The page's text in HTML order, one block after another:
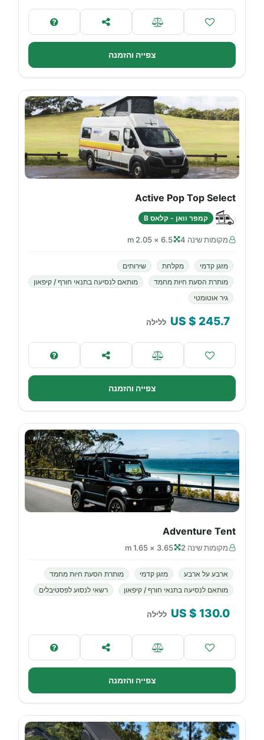
צפייה והזמנה
Active Pop Top Select
קמפר וואן - קלאס B
מקומות שינה 4 6.5 × 2.05 m
מזגן קדמי מקלחת
שירותים
מותרת הסעת חיות מחמד
מותאם לנסיעה בתנאי חורף / קיפאון
גיר אוטומטי
245.7
$ US ללילה
צפייה והזמנה
Adventure Tent
מקומות שינה 2 3.65 × 1.65 m
ארבע על ארבע מזגן קדמי
מותרת הסעת חיות מחמד
מותאם לנסיעה בתנאי חורף / קיפאון
רשאי לנסוע לפסטיבלים
130.0
$ US ללילה
צפייה והזמנה